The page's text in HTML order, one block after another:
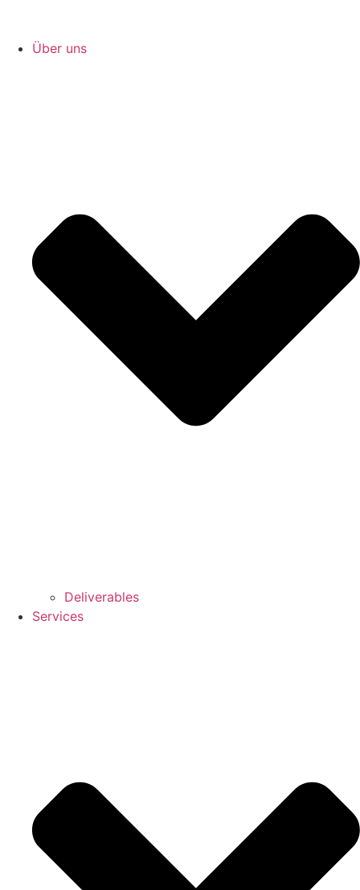
Über uns
Deliverables
Services